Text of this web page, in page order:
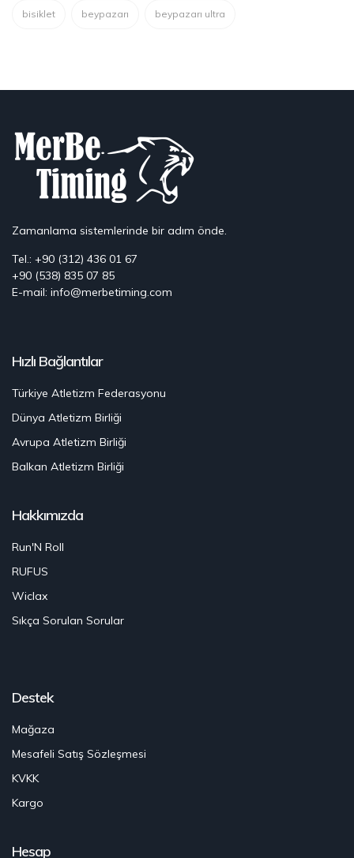
bisiklet beypazarı beypazarı ultra
Zamanlama sistemlerinde bir adım önde.
Tel.: +90 (312) 436 01 67
+90 (538) 835 07 85
E-mail: info@merbetiming.com
Hızlı Bağlantılar
Türkiye Atletizm Federasyonu
Dünya Atletizm Birliği
Avrupa Atletizm Birliği
Balkan Atletizm Birliği
Hakkımızda
Run'N Roll
RUFUS
Wiclax
Sıkça Sorulan Sorular
Destek
Mağaza
Mesafeli Satış Sözleşmesi
KVKK
Kargo
Hesap